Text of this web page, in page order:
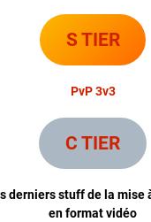
S TIER
PvP 3v3
C TIER
derniers stuff de la mise
en format vidéo